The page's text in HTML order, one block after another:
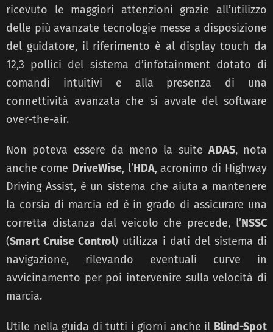
ricevuto le maggiori attenzioni grazie all’utilizzo
delle più avanzate tecnologie messe a disposizione
del guidatore, il riferimento è al display touch da
12,3 pollici del sistema d’infotainment dotato di
comandi intuitivi e alla presenza di una
connettività avanzata che si avvale del software
over-the-air.
Non poteva essere da meno la suite ADAS, nota
anche come DriveWise, l’HDA, acronimo di Highway
Driving Assist, è un sistema che aiuta a mantenere
la corsia di marcia ed è in grado di assicurare una
corretta distanza dal veicolo che precede, l’NSSC
(Smart Cruise Control) utilizza i dati del sistema di
navigazione, rilevando eventuali curve in
avvicinamento per poi intervenire sulla velocità di
marcia.
Utile nella guida di tutti i giorni anche il Blind-Spot